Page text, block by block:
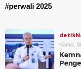
#perwali 2025
Kamis,